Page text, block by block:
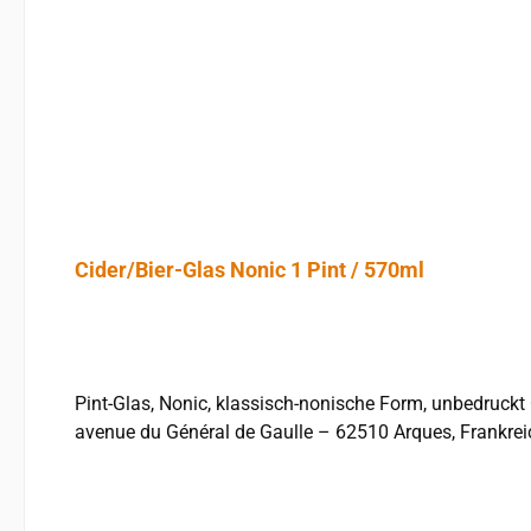
Cider/Bier-Glas Nonic 1 Pint / 570ml
Pint-Glas, Nonic, klassisch-nonische Form, unbedruckt Cider, serviert in einem ordentlichen Pint-Glas - schmeckt doppelt gut! Hersteller: Arcoroc / ARC INTERNATIONAL, 104,
avenue du Général de Gaulle – 62510 Arques,